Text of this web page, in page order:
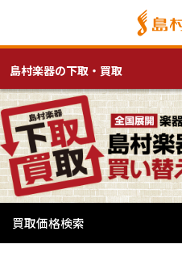
島村楽器の下取・買取
買取価格検索